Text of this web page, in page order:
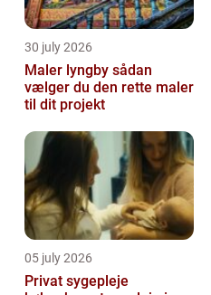
30 july 2026
Maler lyngby sådan
vælger du den rette maler
til dit projekt
05 july 2026
Privat sygepleje